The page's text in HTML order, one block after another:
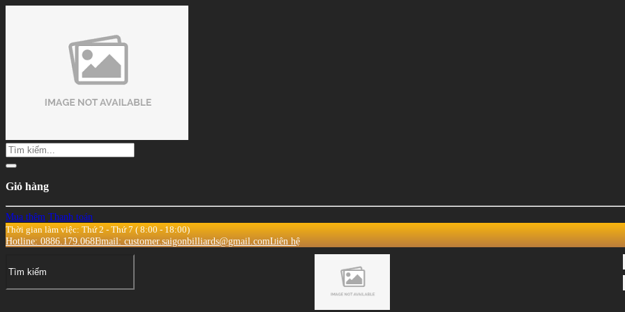
Giỏ hàng
Mua thêm Thanh toán
Thời gian làm việc: Thứ 2 - Thứ 7 ( 8:00 - 18:00)
Hotline: 0886.179.068Email: customer.saigonbilliards@gmail.comLiên hệ